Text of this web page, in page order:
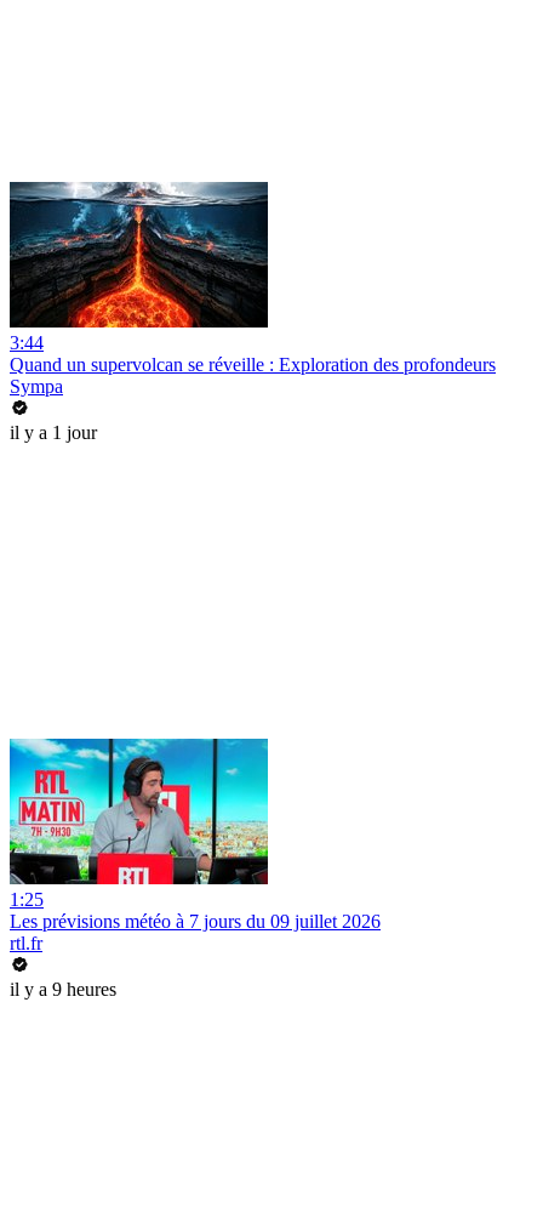
3:44
Quand un supervolcan se réveille : Exploration des profondeurs
Sympa
il y a 1 jour
1:25
Les prévisions météo à 7 jours du 09 juillet 2026
rtl.fr
il y a 9 heures